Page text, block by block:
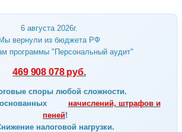
6 августа 2026г.
вернули из бюджета РФ
программы "Персональный аудит"
469 908 078 руб.
споры любой сложности.
начислений, штрафов и
пеней!
налоговой нагрузки.